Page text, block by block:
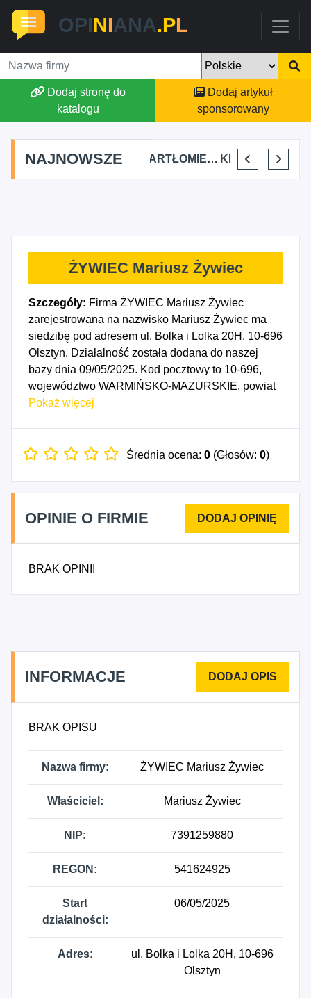
OPINIANA.PL
Dodaj stronę do
katalogu
Dodaj artykuł
sponsorowany
NAJNOWSZE
FJK-IT FILIP SZYMAŃSKI BARTŁOMIEJ DYLIK CLOUDY AFFAIRS INTERNATIONAL KRYSTIAN PISULA
ŻYWIEC Mariusz Żywiec
Szczegóły: Firma ŻYWIEC Mariusz Żywiec
zarejestrowana na nazwisko Mariusz Żywiec ma
siedzibę pod adresem ul. Bolka i Lolka 20H, 10-696
Olsztyn. Działalność została dodana do naszej
bazy dnia 09/05/2025. Kod pocztowy to 10-696,
województwo WARMIŃSKO-MAZURSKIE, powiat
Olsztyn. Numer Identyfikacji Podatkowej NIP to
rozpoczęcia działalności gospodarczej przypada
naukowa i techniczna, gdzie indziej
niesklasyfikowana, 8121Z - Niespecjalistyczne
sprzątanie budynków i obiektów przemysłowych,
wspomagającej prowadzenie działalności
Pokaż więcej
Średnia ocena: 0 (Głosów: 0)
OPINIE O FIRMIE
BRAK OPINII
INFORMACJE
BRAK OPISU
Nazwa firmy: ŻYWIEC Mariusz Żywiec
Właściciel: Mariusz Żywiec
NIP: 7391259880
REGON: 541624925
Start
działalności:
06/05/2025
Adres:
ul. Bolka i Lolka 20H, 10-696
Olsztyn